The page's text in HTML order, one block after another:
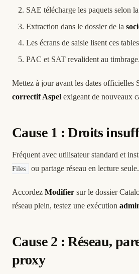
SAE télécharge les paquets selon
Extraction dans le dossier de la
Les écrans de saisie lisent ces
PAC et SAT revalident au timbrage.
Mettez à jour avant les dates officielles
correctif Aspel exigeant de nouveaux
Cause 1 : Droits
Fréquent avec utilisateur standard et
Files
ou partage réseau en lecture seule.
Accordez Modifier sur le dossier
réseau plein, testez une exécution
Cause 2 : Réseau,
proxy